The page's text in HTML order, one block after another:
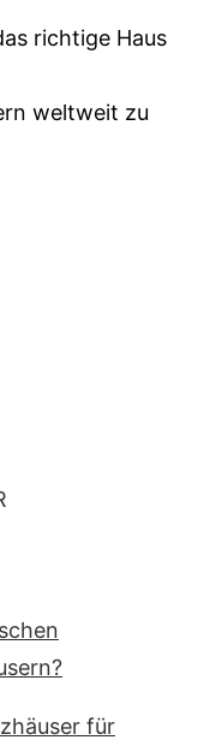
richtige Haus
weltweit zu
für